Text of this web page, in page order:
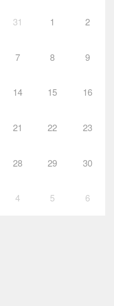
31 1 2
7 8 9
14 15 16
21 22 23
28 29 30
4 5 6